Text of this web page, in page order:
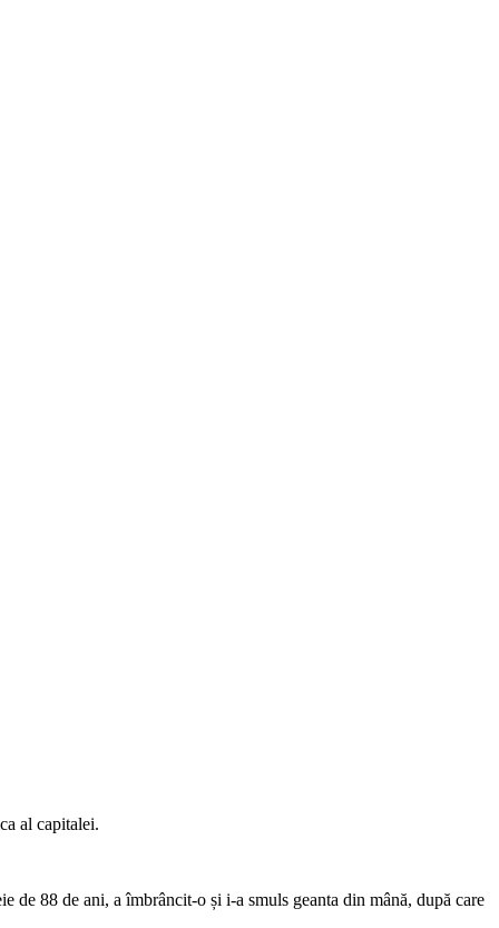
al capitalei.
88 de ani, a îmbrâncit-o și i-a smuls geanta din mână, după care